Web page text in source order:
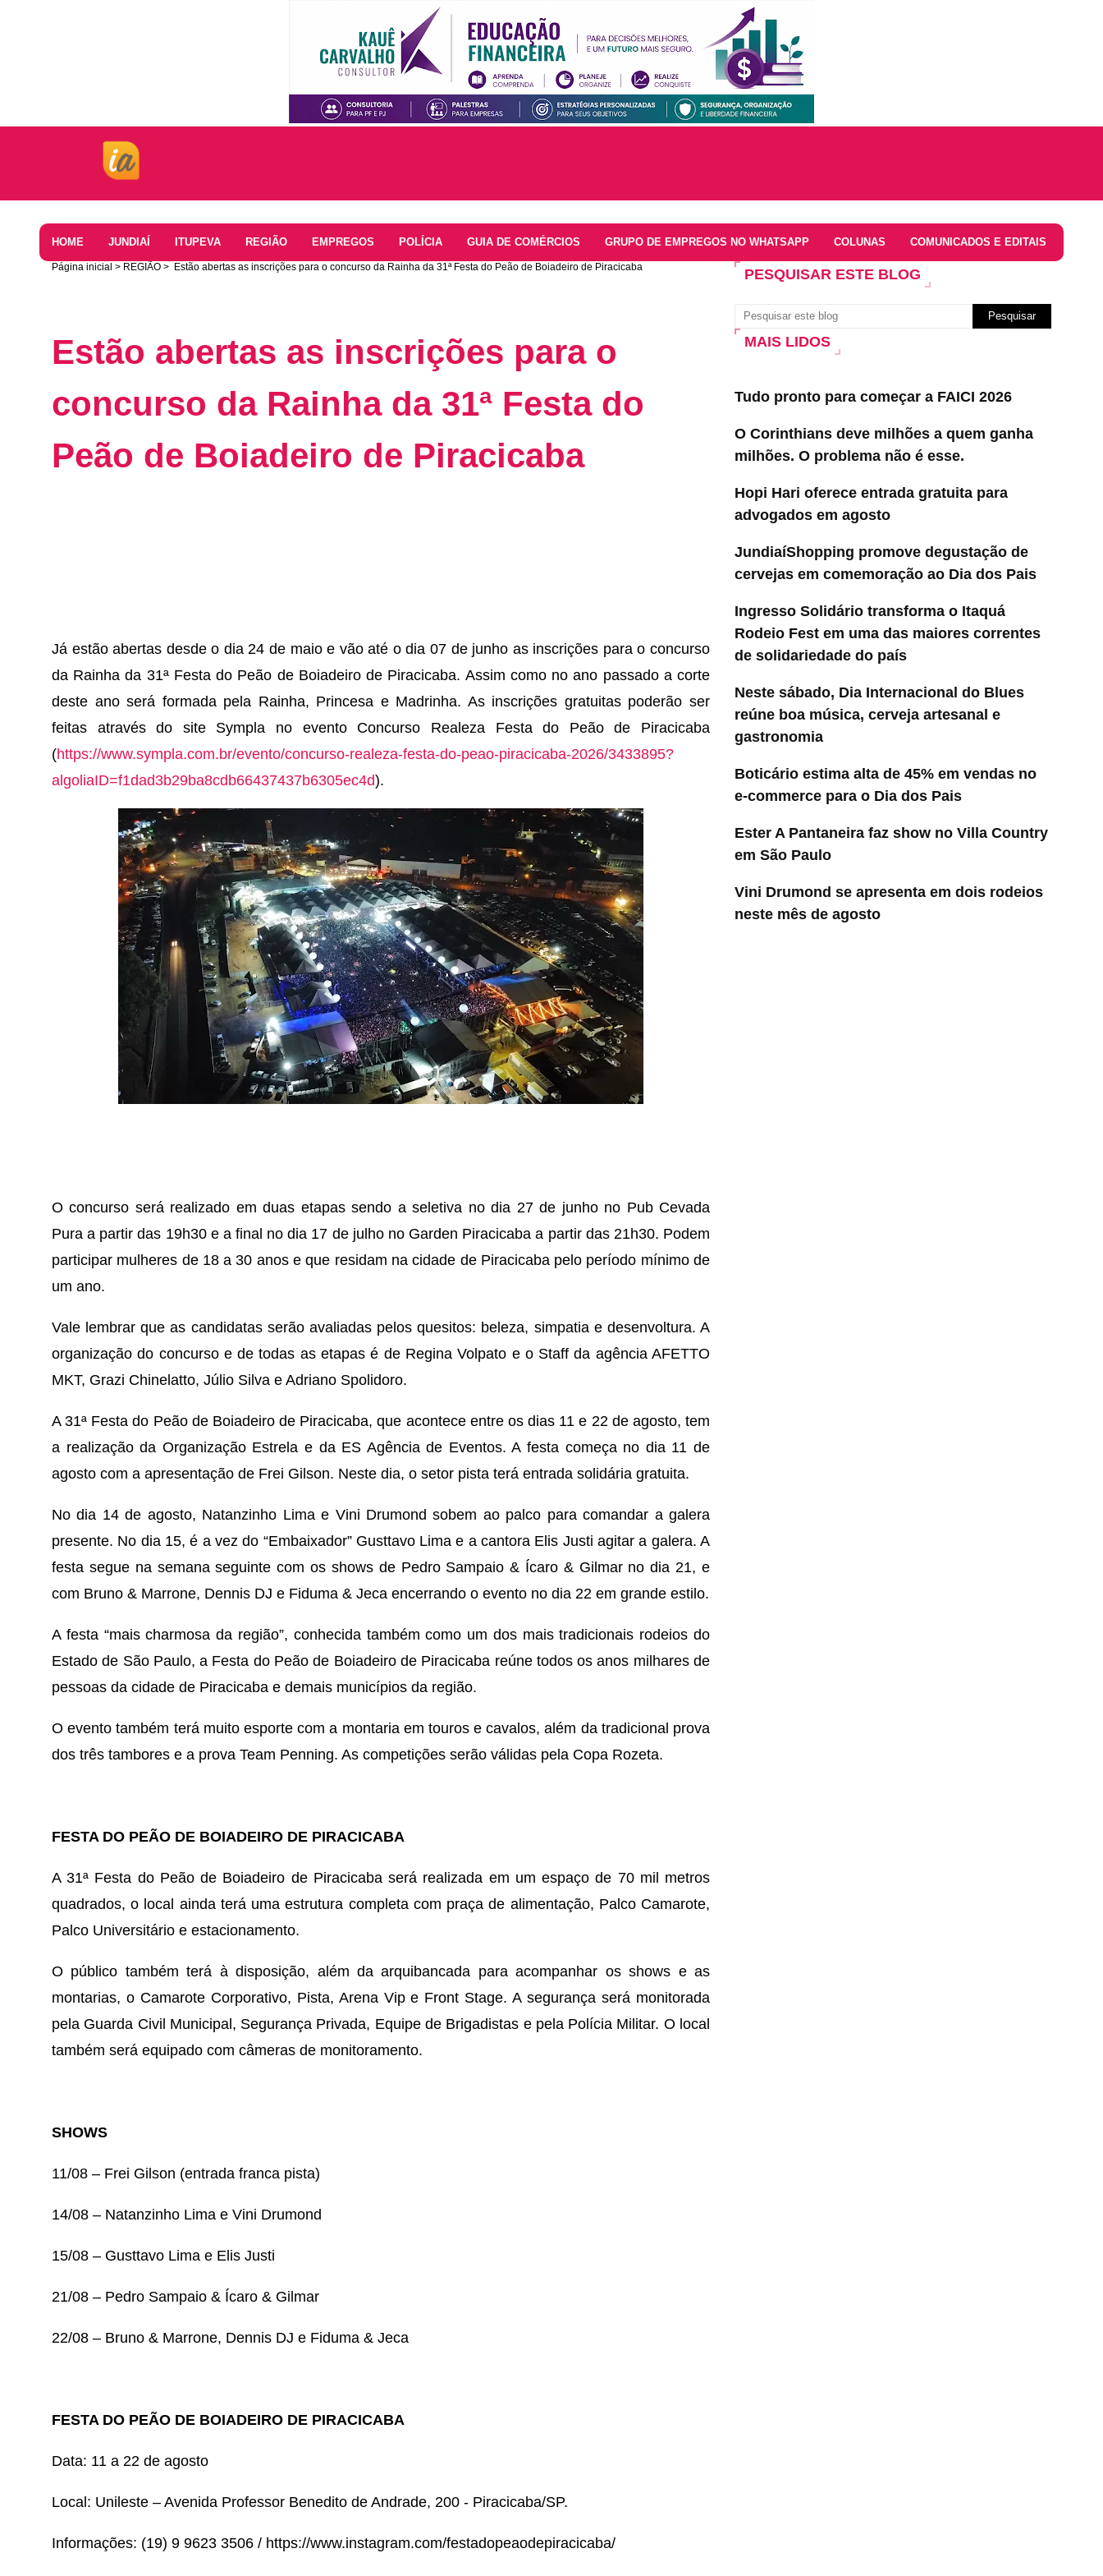
HOME JUNDIAÍ ITUPEVA REGIÃO EMPREGOS POLÍCIA GUIA DE COMÉRCIOS GRUPO DE EMPREGOS NO WHATSAPP COLUNAS COMUNICADOS E EDITAIS
Página inicial REGIÃO Estão abertas as inscrições para o concurso da Rainha da 31ª Festa do Peão de Boiadeiro de Piracicaba
Estão abertas as inscrições para o
concurso da Rainha da 31ª Festa do
Peão de Boiadeiro de Piracicaba
Já estão abertas desde o dia 24 de maio e vão até o dia 07 de junho as inscrições para o concurso
da Rainha da 31ª Festa do Peão de Boiadeiro de Piracicaba. Assim como no ano passado a corte
deste ano será formada pela Rainha, Princesa e Madrinha. As inscrições gratuitas poderão ser
feitas através do site Sympla no evento Concurso Realeza Festa do Peão de Piracicaba
(https://www.sympla.com.br/evento/concurso-realeza-festa-do-peao-piracicaba-2026/3433895?
algoliaID=f1dad3b29ba8cdb66437437b6305ec4d).
O concurso será realizado em duas etapas sendo a seletiva no dia 27 de junho no Pub Cevada
Pura a partir das 19h30 e a final no dia 17 de julho no Garden Piracicaba a partir das 21h30. Podem
participar mulheres de 18 a 30 anos e que residam na cidade de Piracicaba pelo período mínimo de
um ano.
Vale lembrar que as candidatas serão avaliadas pelos quesitos: beleza, simpatia e desenvoltura. A
organização do concurso e de todas as etapas é de Regina Volpato e o Staff da agência AFETTO
MKT, Grazi Chinelatto, Júlio Silva e Adriano Spolidoro.
A 31ª Festa do Peão de Boiadeiro de Piracicaba, que acontece entre os dias 11 e 22 de agosto, tem
a realização da Organização Estrela e da ES Agência de Eventos. A festa começa no dia 11 de
agosto com a apresentação de Frei Gilson. Neste dia, o setor pista terá entrada solidária gratuita.
No dia 14 de agosto, Natanzinho Lima e Vini Drumond sobem ao palco para comandar a galera
presente. No dia 15, é a vez do “Embaixador” Gusttavo Lima e a cantora Elis Justi agitar a galera. A
festa segue na semana seguinte com os shows de Pedro Sampaio & Ícaro & Gilmar no dia 21, e
com Bruno & Marrone, Dennis DJ e Fiduma & Jeca encerrando o evento no dia 22 em grande estilo.
A festa “mais charmosa da região”, conhecida também como um dos mais tradicionais rodeios do
Estado de São Paulo, a Festa do Peão de Boiadeiro de Piracicaba reúne todos os anos milhares de
pessoas da cidade de Piracicaba e demais municípios da região.
O evento também terá muito esporte com a montaria em touros e cavalos, além da tradicional prova
dos três tambores e a prova Team Penning. As competições serão válidas pela Copa Rozeta.
FESTA DO PEÃO DE BOIADEIRO DE PIRACICABA
A 31ª Festa do Peão de Boiadeiro de Piracicaba será realizada em um espaço de 70 mil metros
quadrados, o local ainda terá uma estrutura completa com praça de alimentação, Palco Camarote,
Palco Universitário e estacionamento.
O público também terá à disposição, além da arquibancada para acompanhar os shows e as
montarias, o Camarote Corporativo, Pista, Arena Vip e Front Stage. A segurança será monitorada
pela Guarda Civil Municipal, Segurança Privada, Equipe de Brigadistas e pela Polícia Militar. O local
também será equipado com câmeras de monitoramento.
SHOWS
11/08 – Frei Gilson (entrada franca pista)
14/08 – Natanzinho Lima e Vini Drumond
15/08 – Gusttavo Lima e Elis Justi
21/08 – Pedro Sampaio & Ícaro & Gilmar
22/08 – Bruno & Marrone, Dennis DJ e Fiduma & Jeca
FESTA DO PEÃO DE BOIADEIRO DE PIRACICABA
Data: 11 a 22 de agosto
Local: Unileste – Avenida Professor Benedito de Andrade, 200 - Piracicaba/SP.
Informações: (19) 9 9623 3506 / https://www.instagram.com/festadopeaodepiracicaba/
PESQUISAR ESTE BLOG
MAIS LIDOS
Tudo pronto para começar a FAICI 2026
O Corinthians deve milhões a quem ganha
milhões. O problema não é esse.
Hopi Hari oferece entrada gratuita para
advogados em agosto
JundiaíShopping promove degustação de
cervejas em comemoração ao Dia dos Pais
Ingresso Solidário transforma o Itaquá
Rodeio Fest em uma das maiores correntes
de solidariedade do país
Neste sábado, Dia Internacional do Blues
reúne boa música, cerveja artesanal e
gastronomia
Boticário estima alta de 45% em vendas no
e-commerce para o Dia dos Pais
Ester A Pantaneira faz show no Villa Country
em São Paulo
Vini Drumond se apresenta em dois rodeios
neste mês de agosto